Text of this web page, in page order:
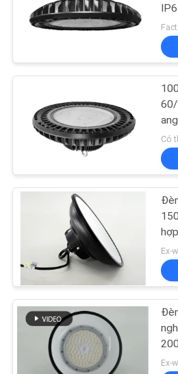
CHÚNG
TÔI
CẦU
GIÁ
TRANG
WEB
PRIVACY
POLICY
Đèn chống
LED
Đèn LED
Ex-